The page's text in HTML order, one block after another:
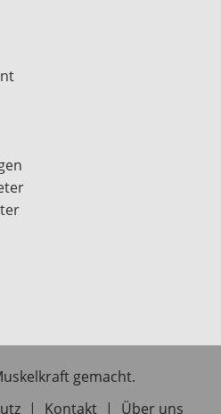
gemacht.
| Kontakt | Über uns